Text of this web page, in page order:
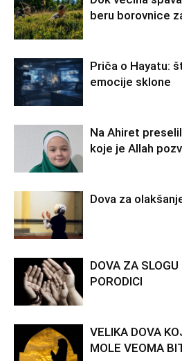
beru borovnice
Priča o Hayatu:
emocije sklone
Na Ahiret
koje je Allah
Dova za
DOVA ZA
PORODICI
VELIKA DOVA
MOLE VEOMA